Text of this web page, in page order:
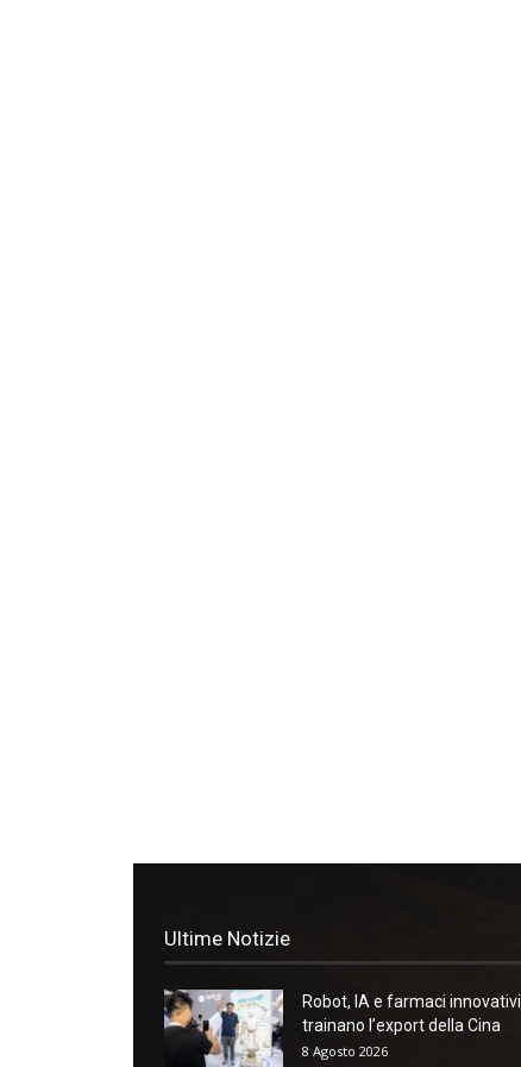
Ultime Notizie
Robot, IA e farmaci innovativi
trainano l’export della Cina
8 Agosto 2026